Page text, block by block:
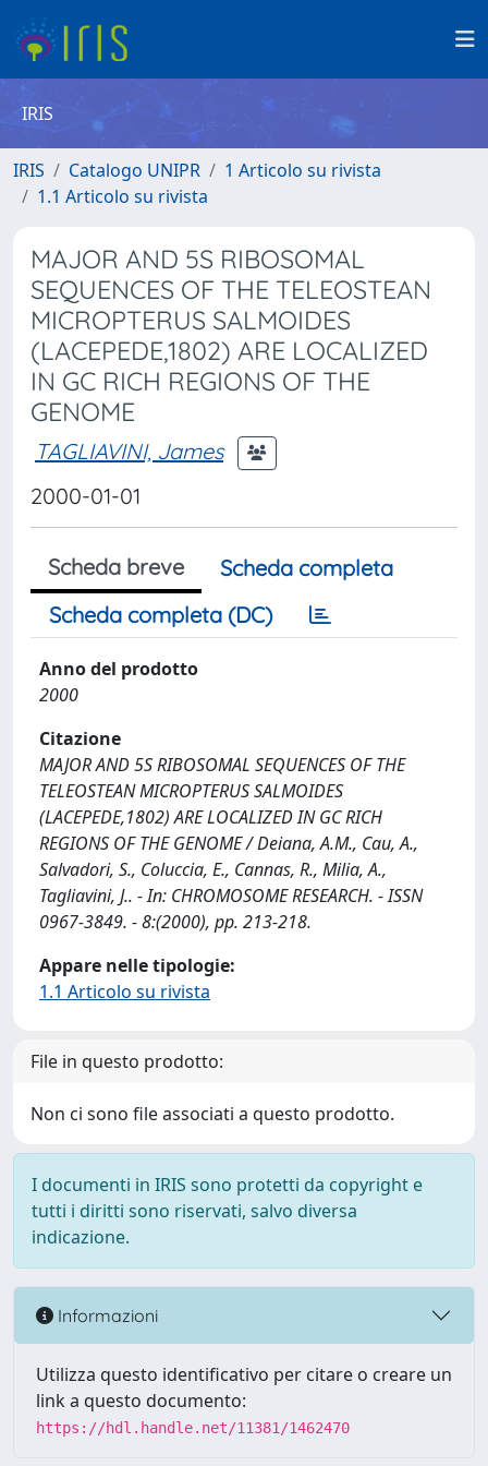
IRIS
IRIS Catalogo UNIPR
1 Articolo su rivista
1.1 Articolo su rivista
MAJOR AND 5S RIBOSOMAL
SEQUENCES OF THE TELEOSTEAN
MICROPTERUS SALMOIDES
(LACEPEDE,1802) ARE LOCALIZED
IN GC RICH REGIONS OF THE
GENOME
TAGLIAVINI, James
2000-01-01
Scheda breve
Scheda completa
Scheda completa (DC)
Anno del prodotto
2000
Citazione
MAJOR AND 5S RIBOSOMAL SEQUENCES OF THE
TELEOSTEAN MICROPTERUS SALMOIDES
(LACEPEDE,1802) ARE LOCALIZED IN GC RICH
REGIONS OF THE GENOME / Deiana, A.M., Cau, A.,
Salvadori, S., Coluccia, E., Cannas, R., Milia, A.,
Tagliavini, J.. - In: CHROMOSOME RESEARCH. - ISSN
0967-3849. - 8:(2000), pp. 213-218.
Appare nelle tipologie:
1.1 Articolo su rivista
File in questo prodotto:
Non ci sono file associati a questo prodotto.
I documenti in IRIS sono protetti da copyright e
tutti i diritti sono riservati, salvo diversa
indicazione.
Informazioni
Utilizza questo identificativo per citare o creare un
link a questo documento:
https://hdl.handle.net/11381/1462470